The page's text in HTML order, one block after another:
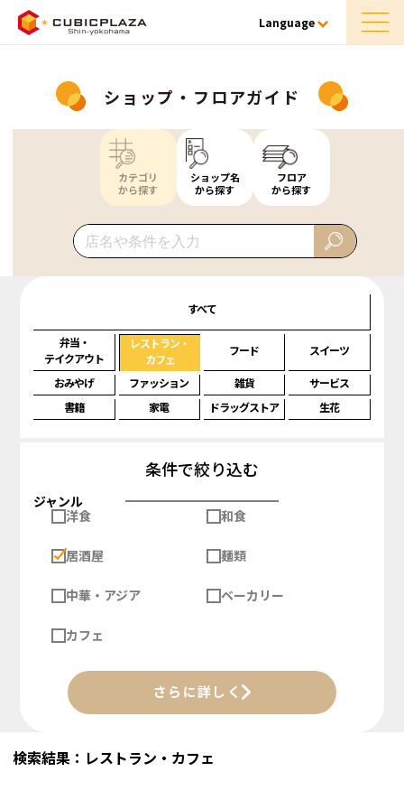
Language
ショップ・フロアガイド
カテゴリ
から探す
ショップ名
から探す
フロア
から探す
すべて
弁当・
テイクアウト
レストラン・
カフェ
フード スイーツ
おみやげ ファッション 雑貨
サービス
書籍
家電 ドラッグストア 生花
条件で絞り込む
ジャンル
洋食
和食
居酒屋 麺類
中華・アジア ベーカリー
カフェ
さらに詳しく
検索結果：レストラン・カフェ